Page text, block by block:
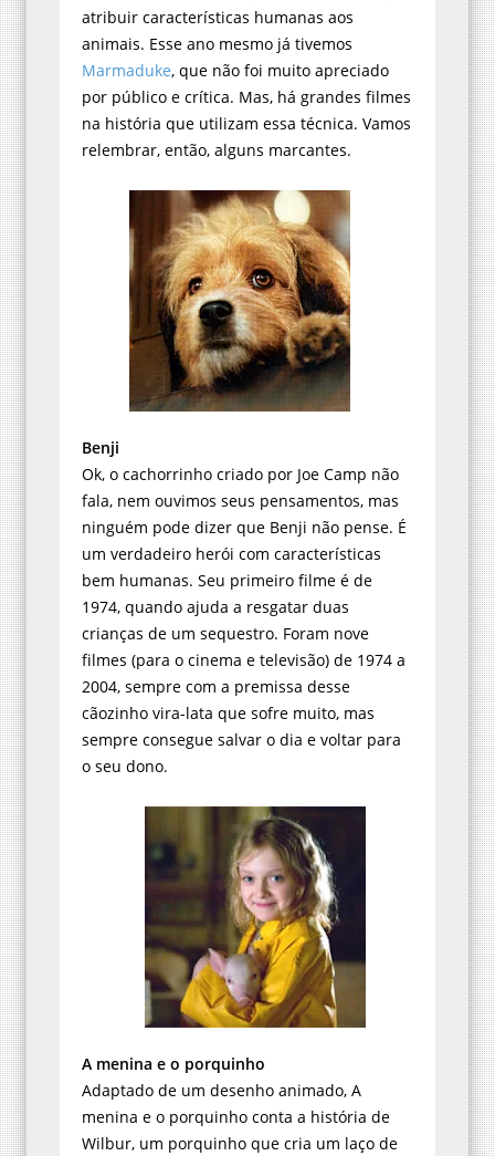
atribuir características humanas aos
animais. Esse ano mesmo já tivemos
Marmaduke, que não foi muito apreciado
por público e crítica. Mas, há grandes filmes
na história que utilizam essa técnica. Vamos
relembrar, então, alguns marcantes.
Benji
Ok, o cachorrinho criado por Joe Camp não
fala, nem ouvimos seus pensamentos, mas
ninguém pode dizer que Benji não pense. É
um verdadeiro herói com características
bem humanas. Seu primeiro filme é de
1974, quando ajuda a resgatar duas
crianças de um sequestro. Foram nove
filmes (para o cinema e televisão) de 1974 a
2004, sempre com a premissa desse
cãozinho vira-lata que sofre muito, mas
sempre consegue salvar o dia e voltar para
o seu dono.
A menina e o porquinho
Adaptado de um desenho animado, A
menina e o porquinho conta a história de
Wilbur, um porquinho que cria um laço de